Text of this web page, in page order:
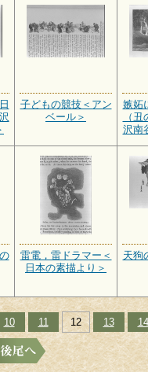
子どもの競技＜アン
ベール＞
嫉妬
（
沢南
雷電，雷ドラマー＜
日本の素描より＞
天狗
10 11 12 13 14